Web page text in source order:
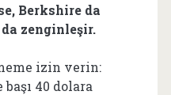
Berkshire da
zenginleşir.
izin verin:
başı 40 dolara